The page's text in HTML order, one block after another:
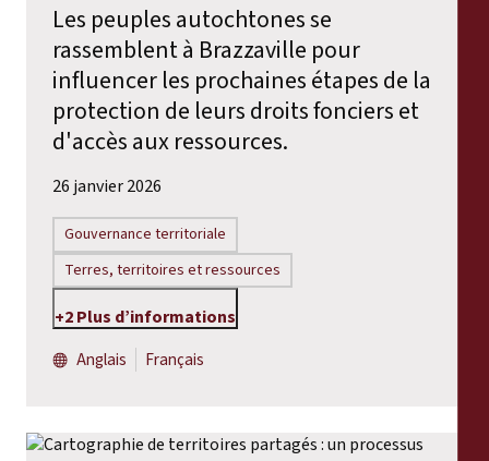
Les peuples autochtones se
rassemblent à Brazzaville pour
influencer les prochaines étapes de la
protection de leurs droits fonciers et
d'accès aux ressources.
26 janvier 2026
Gouvernance territoriale
Terres, territoires et ressources
+2 Plus d’informations
Anglais
Français